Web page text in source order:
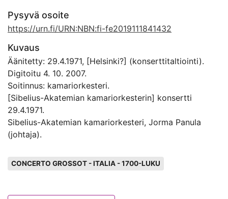
Pysyvä osoite
https://urn.fi/URN:NBN:fi-fe2019111841432
Kuvaus
Äänitetty: 29.4.1971, [Helsinki?] (konserttitaltiointi).
Digitoitu 4. 10. 2007.
Soitinnus: kamariorkesteri.
[Sibelius-Akatemian kamariorkesterin] konsertti
29.4.1971.
Sibelius-Akatemian kamariorkesteri, Jorma Panula
(johtaja).
CONCERTO GROSSOT - ITALIA - 1700-LUKU